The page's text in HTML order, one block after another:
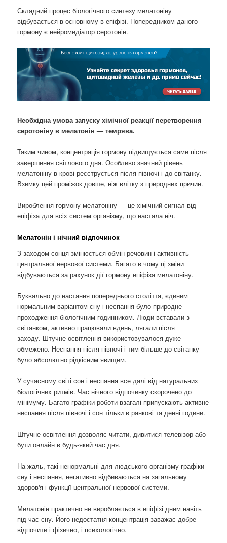
Складний процес біологічного синтезу мелатоніну
відбувається в основному в епіфізі. Попередником даного
гормону є нейромедіатор серотонін.
Необхідна умова запуску хімічної реакції перетворення
серотоніну в мелатонін — темрява.
Таким чином, концентрація гормону підвищується саме після
завершення світлового дня. Особливо значний рівень
мелатоніну в крові реєструється після півночі і до світанку.
Взимку цей проміжок довше, ніж влітку з природних причин.
Вироблення гормону мелатоніну — це хімічний сигнал від
епіфіза для всіх систем організму, що настала ніч.
Мелатонін і нічний відпочинок
З заходом сонця змінюється обмін речовин і активність
центральної нервової системи. Багато в чому ці зміни
відбуваються за рахунок дії гормону епіфіза мелатоніну.
Буквально до настання попереднього століття, єдиним
нормальним варіантом сну і неспання було природне
проходження біологічним годинником. Люди вставали з
світанком, активно працювали вдень, лягали після
заходу. Штучне освітлення використовувалося дуже
обмежено. Неспання після півночі і тим більше до світанку
було абсолютно рідкісним явищем.
У сучасному світі сон і неспання все далі від натуральних
біологічних ритмів. Час нічного відпочинку скорочено до
мінімуму. Багато графіки роботи взагалі припускають активне
неспання після півночі і сон тільки в ранкові та денні години.
Штучне освітлення дозволяє читати, дивитися телевізор або
бути онлайн в будь-який час дня.
На жаль, такі ненормальні для людського організму графіки
сну і неспання, негативно відбиваються на загальному
здоров'я і функції центральної нервової системи.
Мелатонін практично не виробляється в епіфізі днем ​​навіть
під час сну. Його недостатня концентрація заважає добре
відпочити і фізично, і психологічно.